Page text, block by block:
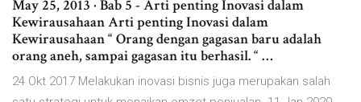
May 25, 2013 · Bab 5 - Arti penting Inovasi dalam
Kewirausahaan Arti penting Inovasi dalam
Kewirausahaan “ Orang dengan gagasan baru adalah
orang aneh, sampai gagasan itu berhasil. “ …
24 Okt 2017 Melakukan inovasi bisnis juga merupakan salah